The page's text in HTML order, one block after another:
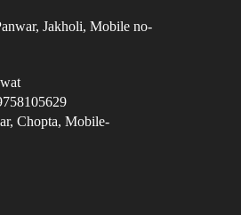
Jakholi, Mobile no-
Chopta, Mobile-